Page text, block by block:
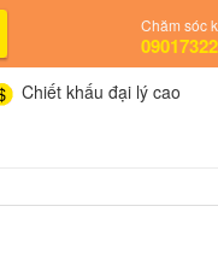
Chăm sóc
Chiết khấu đại lý cao